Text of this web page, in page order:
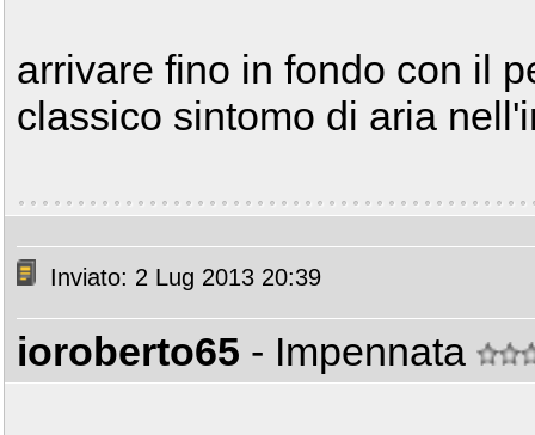
arrivare fino in fondo con il
classico sintomo di aria
Inviato: 2 Lug 2013 20:39
ioroberto65 - Impennata